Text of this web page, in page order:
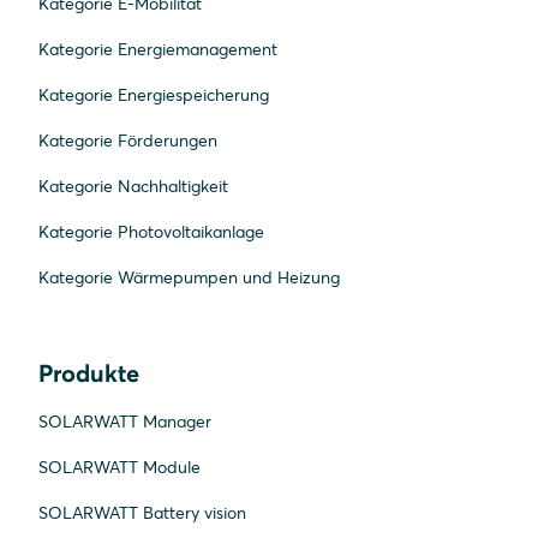
Kategorie Energiemanagement
Kategorie Energiespeicherung
Kategorie Förderungen
Kategorie Nachhaltigkeit
Kategorie Photovoltaikanlage
Kategorie Wärmepumpen und Heizung
Produkte
SOLARWATT Manager
SOLARWATT Module
SOLARWATT Battery vision